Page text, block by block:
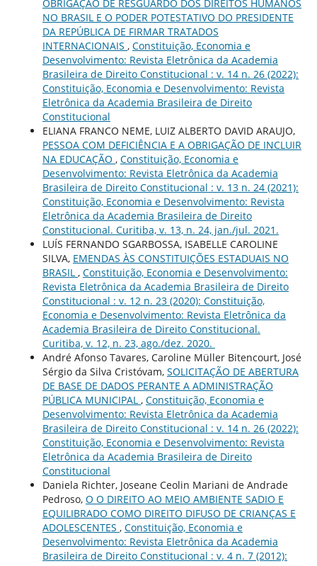
OBRIGAÇÃO DE RESGUARDO DOS DIREITOS HUMANOS
NO BRASIL E O PODER POTESTATIVO DO PRESIDENTE
DA REPÚBLICA DE FIRMAR TRATADOS
INTERNACIONAIS , Constituição, Economia e
Desenvolvimento: Revista Eletrônica da Academia
Brasileira de Direito Constitucional : v. 14 n. 26 (2022):
Constituição, Economia e Desenvolvimento: Revista
Eletrônica da Academia Brasileira de Direito
Constitucional
ELIANA FRANCO NEME, LUIZ ALBERTO DAVID ARAUJO,
PESSOA COM DEFICIÊNCIA E A OBRIGAÇÃO DE INCLUIR
NA EDUCAÇÃO , Constituição, Economia e
Desenvolvimento: Revista Eletrônica da Academia
Brasileira de Direito Constitucional : v. 13 n. 24 (2021):
Constituição, Economia e Desenvolvimento: Revista
Eletrônica da Academia Brasileira de Direito
Constitucional. Curitiba, v. 13, n. 24, jan./jul. 2021.
LUÍS FERNANDO SGARBOSSA, ISABELLE CAROLINE
SILVA, EMENDAS ÀS CONSTITUIÇÕES ESTADUAIS NO
BRASIL , Constituição, Economia e Desenvolvimento:
Revista Eletrônica da Academia Brasileira de Direito
Constitucional : v. 12 n. 23 (2020): Constituição,
Economia e Desenvolvimento: Revista Eletrônica da
Academia Brasileira de Direito Constitucional.
Curitiba, v. 12, n. 23, ago./dez. 2020.
André Afonso Tavares, Caroline Müller Bitencourt, José
Sérgio da Silva Cristóvam, SOLICITAÇÃO DE ABERTURA
DE BASE DE DADOS PERANTE A ADMINISTRAÇÃO
PÚBLICA MUNICIPAL , Constituição, Economia e
Desenvolvimento: Revista Eletrônica da Academia
Brasileira de Direito Constitucional : v. 14 n. 26 (2022):
Constituição, Economia e Desenvolvimento: Revista
Eletrônica da Academia Brasileira de Direito
Constitucional
Daniela Richter, Joseane Ceolin Mariani de Andrade
Pedroso, O O DIREITO AO MEIO AMBIENTE SADIO E
EQUILIBRADO COMO DIREITO DIFUSO DE CRIANÇAS E
ADOLESCENTES , Constituição, Economia e
Desenvolvimento: Revista Eletrônica da Academia
Brasileira de Direito Constitucional : v. 4 n. 7 (2012):